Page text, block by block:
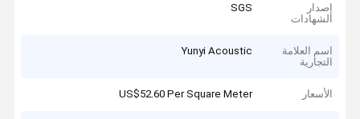
إصدار
الشهادات
SGS
اسم العلامة
التجارية
Yunyi Acoustic
الأسعار US$52.60 Per Square Meter